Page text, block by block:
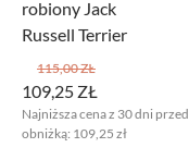
robiony Jack
Russell Terrier
109,25 ZŁ
115,00 ZŁ
Najniższa cena z 30 dni przed
obniżką: 109,25 zł